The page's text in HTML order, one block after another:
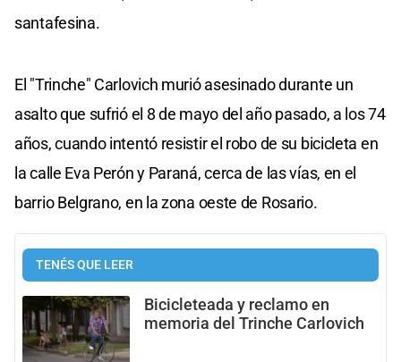
santafesina.
El "Trinche" Carlovich murió asesinado durante un
asalto que sufrió el 8 de mayo del año pasado, a los 74
años, cuando intentó resistir el robo de su bicicleta en
la calle Eva Perón y Paraná, cerca de las vías, en el
barrio Belgrano, en la zona oeste de Rosario.
TENÉS QUE LEER
Bicicleteada y reclamo en
memoria del Trinche Carlovich